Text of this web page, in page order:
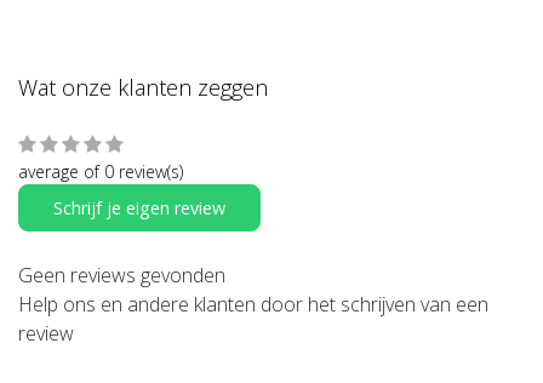
Wat onze klanten zeggen
average of 0 review(s)
Schrijf je eigen review
Geen reviews gevonden
Help ons en andere klanten door het schrijven van een
review